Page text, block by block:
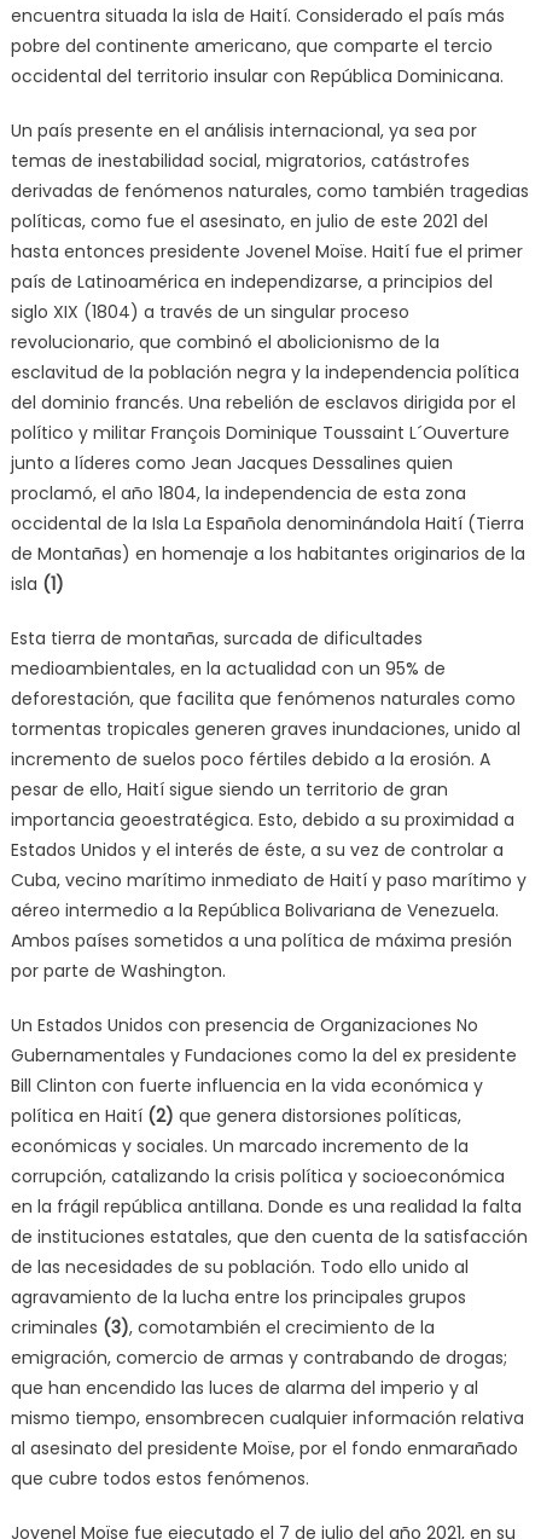
encuentra situada la isla de Haití. Considerado el país más
pobre del continente americano, que comparte el tercio
occidental del territorio insular con República Dominicana.
Un país presente en el análisis internacional, ya sea por
temas de inestabilidad social, migratorios, catástrofes
derivadas de fenómenos naturales, como también tragedias
políticas, como fue el asesinato, en julio de este 2021 del
hasta entonces presidente Jovenel Moïse. Haití fue el primer
país de Latinoamérica en independizarse, a principios del
siglo XIX (1804) a través de un singular proceso
revolucionario, que combinó el abolicionismo de la
esclavitud de la población negra y la independencia política
del dominio francés. Una rebelión de esclavos dirigida por el
político y militar François Dominique Toussaint L´Ouverture
junto a líderes como Jean Jacques Dessalines quien
proclamó, el año 1804, la independencia de esta zona
occidental de la Isla La Española denominándola Haití (Tierra
de Montañas) en homenaje a los habitantes originarios de la
isla (1)
Esta tierra de montañas, surcada de dificultades
medioambientales, en la actualidad con un 95% de
deforestación, que facilita que fenómenos naturales como
tormentas tropicales generen graves inundaciones, unido al
incremento de suelos poco fértiles debido a la erosión. A
pesar de ello, Haití sigue siendo un territorio de gran
importancia geoestratégica. Esto, debido a su proximidad a
Estados Unidos y el interés de éste, a su vez de controlar a
Cuba, vecino marítimo inmediato de Haití y paso marítimo y
aéreo intermedio a la República Bolivariana de Venezuela.
Ambos países sometidos a una política de máxima presión
por parte de Washington.
Un Estados Unidos con presencia de Organizaciones No
Gubernamentales y Fundaciones como la del ex presidente
Bill Clinton con fuerte influencia en la vida económica y
política en Haití (2) que genera distorsiones políticas,
económicas y sociales. Un marcado incremento de la
corrupción, catalizando la crisis política y socioeconómica
en la frágil república antillana. Donde es una realidad la falta
de instituciones estatales, que den cuenta de la satisfacción
de las necesidades de su población. Todo ello unido al
agravamiento de la lucha entre los principales grupos
criminales (3), comotambién el crecimiento de la
emigración, comercio de armas y contrabando de drogas;
que han encendido las luces de alarma del imperio y al
mismo tiempo, ensombrecen cualquier información relativa
al asesinato del presidente Moïse, por el fondo enmarañado
que cubre todos estos fenómenos.
Jovenel Moïse fue ejecutado el 7 de julio del año 2021, en su